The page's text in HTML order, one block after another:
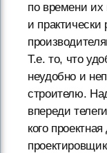
по времени их
и
Т.е. то, что
неудобно и
строителю.
впереди
кого